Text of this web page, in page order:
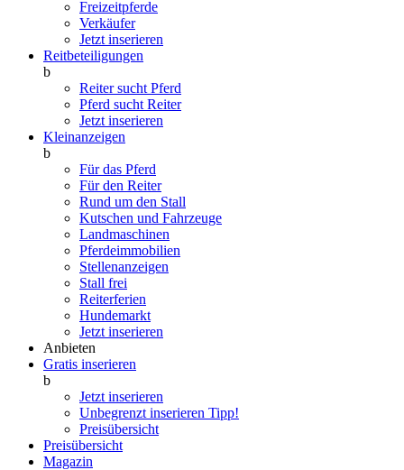
Freizeitpferde
Verkäufer
Jetzt inserieren
Reitbeteiligungen
b
Reiter sucht Pferd
Pferd sucht Reiter
Jetzt inserieren
Kleinanzeigen
b
Für das Pferd
Für den Reiter
Rund um den Stall
Kutschen und Fahrzeuge
Landmaschinen
Pferdeimmobilien
Stellenanzeigen
Stall frei
Reiterferien
Hundemarkt
Jetzt inserieren
Anbieten
Gratis inserieren
b
Jetzt inserieren
Unbegrenzt inserieren Tipp!
Preisübersicht
Preisübersicht
Magazin